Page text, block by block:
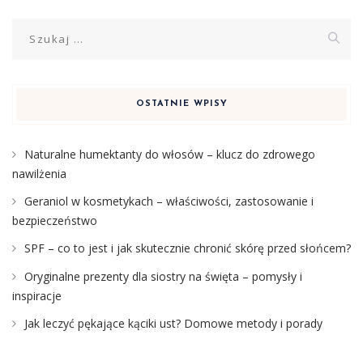
OSTATNIE WPISY
Naturalne humektanty do włosów – klucz do zdrowego
nawilżenia
Geraniol w kosmetykach – właściwości, zastosowanie i
bezpieczeństwo
SPF – co to jest i jak skutecznie chronić skórę przed słońcem?
Oryginalne prezenty dla siostry na święta – pomysły i
inspiracje
Jak leczyć pękające kąciki ust? Domowe metody i porady